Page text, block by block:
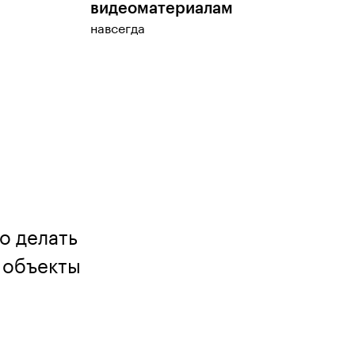
видеоматериалам
навсегда
делать